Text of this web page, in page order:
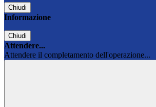
Chiudi
Informazione
Chiudi
Attendere...
Attendere il completamento dell'operazione...